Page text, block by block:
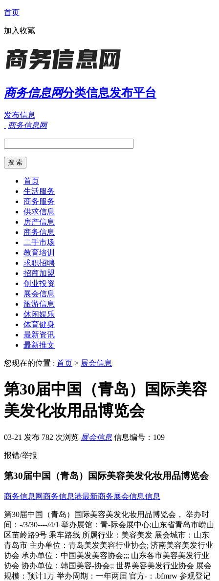
首页
加入收藏
商务信息网分类信息发布平台
发布信息
商务信息网
首页
生活服务
商务服务
供求信息
房产信息
商务信息
二手市场
教育培训
求职招聘
招商加盟
创业投资
展会信息
旅游信息
休闲娱乐
体育健身
最新资讯
最新推文
您现在的位置 : 首页 > 展会信息
第30届中国（青岛）国际美容
美发化妆用品博览会
03-21 发布 782 次浏览 展会信息 信息编号：109
报错/举报
第30届中国（青岛）国际美容美发化妆用品博览会
商务信息网商务信息港最新商务展会信息信息
第30届中国（青岛）国际美容美发化妆用品博览会， 举办时
间：-/3/30----/4/1 举办展馆：青-际会展中心;山东省青岛市崂山
区苗岭路9号 乘车路线 所属行业：美容美发 展会城市：山东|
青岛市 主办单位：青岛美发美容行业协会; 济南美容美发行业
协会 承办单位：中国美发美容协会;;; 山东各市美容美发行业
协会 协办单位：韩国美容-协会;; 世界美容美发行业协会 展会
规模：预计1万 举办周期：一年两届 官方-：.bfmrw 参观登记